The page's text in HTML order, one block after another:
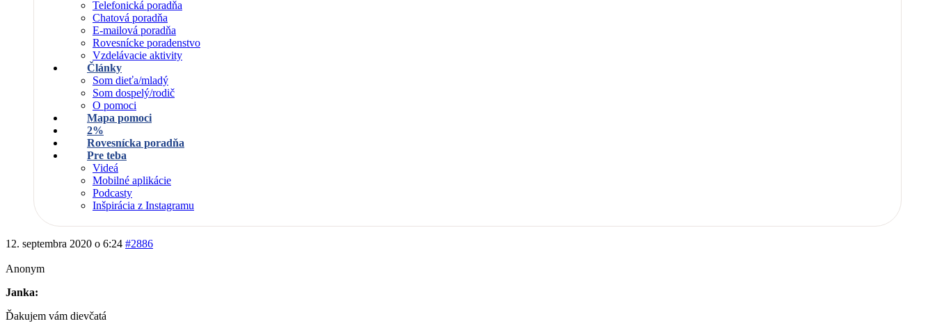
Telefonická poradňa
Chatová poradňa
E-mailová poradňa
Rovesnícke poradenstvo
Vzdelávacie aktivity
Články
Som dieťa/mladý
Som dospelý/rodič
O pomoci
Mapa pomoci
2%
Rovesnícka poradňa
Pre teba
Videá
Mobilné aplikácie
Podcasty
Inšpirácia z Instagramu
12. septembra 2020 o 6:24 #2886
Anonym
Janka:
Ďakujem vám dievčatá